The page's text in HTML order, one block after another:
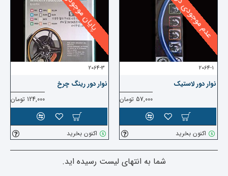
2064-1
نوار دور لاستیک
57,000 تومان
اکنون بخرید
پایان موجودی
2064-3
نوار دور رینگ چرخ
124,000 تومان
اکنون بخرید
شما به انتهای لیست رسیده اید.